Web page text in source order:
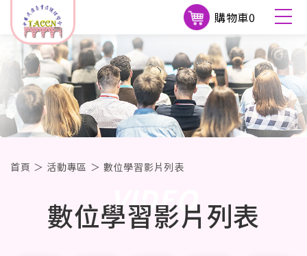
購物車0
首頁 ＞ 活動專區 ＞ 數位學習影片列表
數位學習影片列表
VIDEO